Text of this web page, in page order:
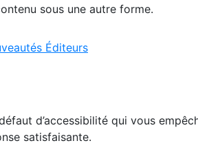
sous une autre forme.
Éditeurs
d’accessibilité qui vous
satisfaisante.